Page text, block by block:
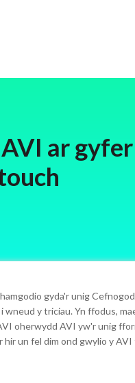
ar
gyda'r unig
y triciau. Yn ffodus,
oherwydd AVI yw'r unig
un fel dim ond gwylio y